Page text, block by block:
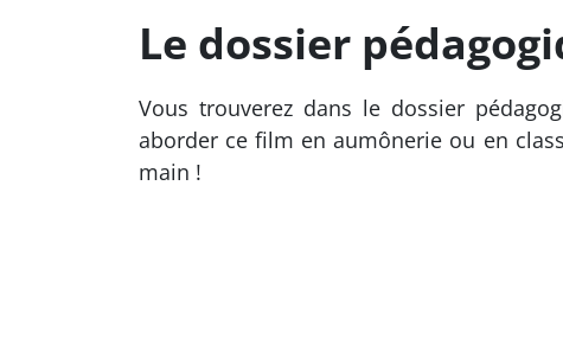
Le dossier
Vous trouverez dans le dossier
aborder ce film en aumônerie ou en
main !